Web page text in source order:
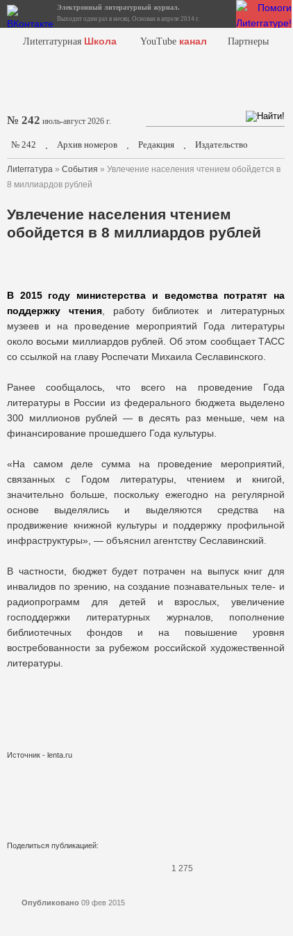
Электронный литературный журнал.
Выходит один раз в месяц. Основан в апреле 2014 г.
Лиterraтурная Школа YouTube канал Партнеры
№ 242 июль-август 2026 г.
№ 242 . Архив номеров . Редакция . Издательство
Лиterraтура » События » Увлечение населения чтением обойдется в
8 миллиардов рублей
Увлечение населения чтением
обойдется в 8 миллиардов рублей
В 2015 году министерства и ведомства потратят на
поддержку чтения, работу библиотек и литературных
музеев и на проведение мероприятий Года литературы
около восьми миллиардов рублей. Об этом сообщает ТАСС
со ссылкой на главу Роспечати Михаила Сеславинского.
Ранее сообщалось, что всего на проведение Года
литературы в России из федерального бюджета выделено
300 миллионов рублей — в десять раз меньше, чем на
финансирование прошедшего Года культуры.
«На самом деле сумма на проведение мероприятий,
связанных с Годом литературы, чтением и книгой,
значительно больше, поскольку ежегодно на регулярной
основе выделялись и выделяются средства на
продвижение книжной культуры и поддержку профильной
инфраструктуры», — объяснил агентству Сеславинский.
В частности, бюджет будет потрачен на выпуск книг для
инвалидов по зрению, на создание познавательных теле- и
радиопрограмм для детей и взрослых, увеличение
господдержки литературных журналов, пополнение
библиотечных фондов и на повышение уровня
востребованности за рубежом российской художественной
литературы.
Источник - lenta.ru
Поделиться публикацией:
1 275
Опубликовано 09 фев 2015